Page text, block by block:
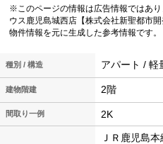
※このページの情報は広告情報ではあ
ウス鹿児島城西店【株式会社新聖都市
物件情報を元に生成した参考情報です。
種別 / 構造 アパート / 軽
建物階建 2階
間取り一例 2K
ＪＲ鹿児島